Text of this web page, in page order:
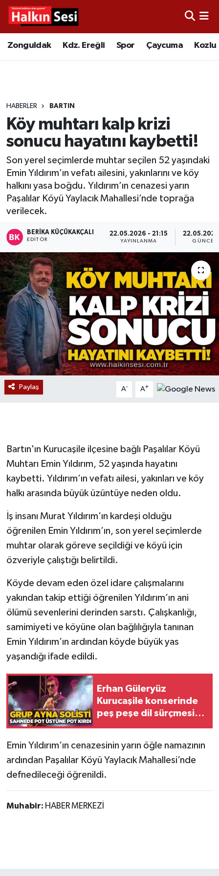
Zonguldak Kdz. Ereğli Spor Çaycuma Kozlu
HABERLER BARTIN
Köy muhtarı kalp krizi
sonucu hayatını kaybetti!
Son yerel seçimlerde muhtar seçilen 52 yaşındaki
Emin Yıldırım’ın vefatı ailesini, yakınlarını ve köy
halkını yasa boğdu. Yıldırım’ın cenazesi yarın
Paşalılar Köyü Yaylacık Mahallesi’nde toprağa
verilecek.
BERIKA KÜÇÜKAKÇALI
EDITÖR
22.05.2026 - 21:15
YAYINLANMA
22.05.2026
Paylaş A- A+
Bartın'ın Kurucaşile ilçesine bağlı Paşalılar Köyü
Muhtarı Emin Yıldırım, 52 yaşında hayatını
kaybetti. Yıldırım’ın vefatı ailesi, yakınları ve köy
halkı arasında büyük üzüntüye neden oldu.
İş insanı Murat Yıldırım’ın kardeşi olduğu
öğrenilen Emin Yıldırım’ın, son yerel seçimlerde
muhtar olarak göreve seçildiği ve köyü için
özveriyle çalıştığı belirtildi.
Köyde devam eden özel idare çalışmalarını
yakından takip ettiği öğrenilen Yıldırım’ın ani
ölümü sevenlerini derinden sarstı. Çalışkanlığı,
samimiyeti ve köyüne olan bağlılığıyla tanınan
Emin Yıldırım’ın ardından köyde büyük yas
yaşandığı ifade edildi.
Erhan Güleryüz
Kurucaşile konserinde
peş peşe dil sürçmesi
Emin Yıldırım’ın cenazesinin yarın öğle namazının
ardından Paşalılar Köyü Yaylacık Mahallesi’nde
defnedileceği öğrenildi.
Muhabir: HABER MERKEZİ
Video
Çaycuma
Alaplı
Asayiş
Bartın
Karabük
Devrek
Bolu
ÇEVRE
BİLİM VE TEKNOLOJİ
DUNYA
Düzce
Eğitim
Gökçebey
İş ilanı
Kilimli
Kültür - Sanat
MAGAZİN
Politika
Röportaj
Sağlık
SİYASET
Ulusal
Merkez Hava Durumu
Tüm Manşetler
Son Dakika Haberleri
Haber Arşivi